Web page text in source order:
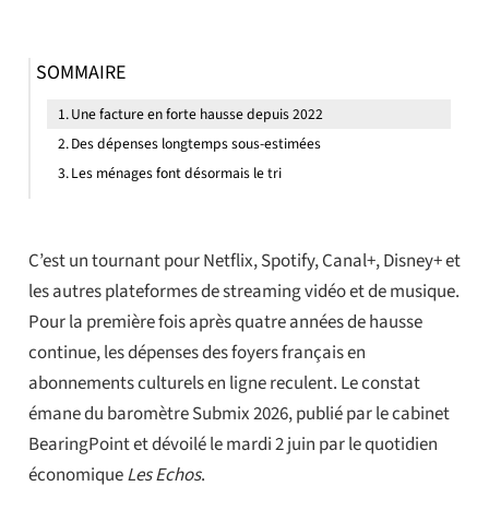
C’est un tournant pour Netflix, Spotify, Canal+, Disney+ et
les autres plateformes de streaming vidéo et de musique.
Pour la première fois après quatre années de hausse
continue, les dépenses des foyers français en
abonnements culturels en ligne reculent. Le constat
émane du baromètre Submix 2026, publié par le cabinet
BearingPoint et dévoilé le mardi 2 juin par le quotidien
économiqueLes Echos.
SOMMAIRE
Une facture en forte hausse depuis 2022
Des dépenses longtemps sous-estimées
Les ménages font désormais le tri